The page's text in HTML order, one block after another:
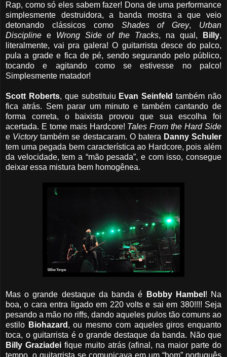
Rap, como só eles sabem fazer! Dona de uma performance
simplesmente destruidora, a banda mostra a que veio
detonando clássicos como Shades of Grey, Urban
Discipline e Wrong Side of the Tracks, na qual, Billy,
literalmente, vai pra galera! O guitarrista desce do palco,
pula a grade e fica de pé, sendo segurando pelo público,
tocando e agitando como se estivesse no palco!
Simplesmente matador!
Scott Roberts, que substituiu Evan Seinfeld também não
fica atrás. Sem parar um minuto e também cantando de
forma correta, o baixista provou que sua escolha foi
acertada. E tome mais Hardcore! Tales From the Hard Side
e Victorytambém se destacaram. O batera Danny Schuler
tem uma pegada bem característica ao Hardcore, pois além
da velocidade, tem a “mão pesada”, e com isso, consegue
deixar essa mistura bem homogênea.
Mas o grande destaque da banda é Bobby Hambel ! Na
boa, o cara entra ligado em 220 volts e sai em 380!!!! Seja
pesando a mão no riffs, dando aqueles pulos tão comuns ao
estilo Biohazard , ou mesmo com aqueles giros enquanto
toca, o guitarrista é o grande destaque da banda. Não que
Billy Graziadeifique muito atrás (afinal, na maior parte do